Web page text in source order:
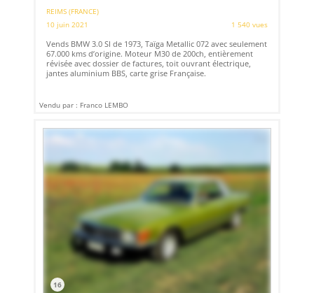
REIMS (FRANCE)
10 juin 2021
1 540 vues
Vends BMW 3.0 SI de 1973, Taïga Metallic 072 avec seulement
67.000 kms d’origine. Moteur M30 de 200ch, entièrement
révisée avec dossier de factures, toit ouvrant électrique,
jantes aluminium BBS, carte grise Française.
Vendu par : Franco LEMBO
16